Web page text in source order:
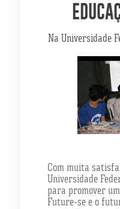
Na Universidade
Com muita
Universidade
para promover
Future-se e o